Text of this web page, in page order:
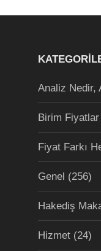
Analiz Nedir,
Birim Fiyatlar
Fiyat Farkı
Genel (256)
Hakediş
Hizmet (24)